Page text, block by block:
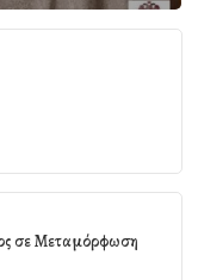
σε Μεταμόρφωση